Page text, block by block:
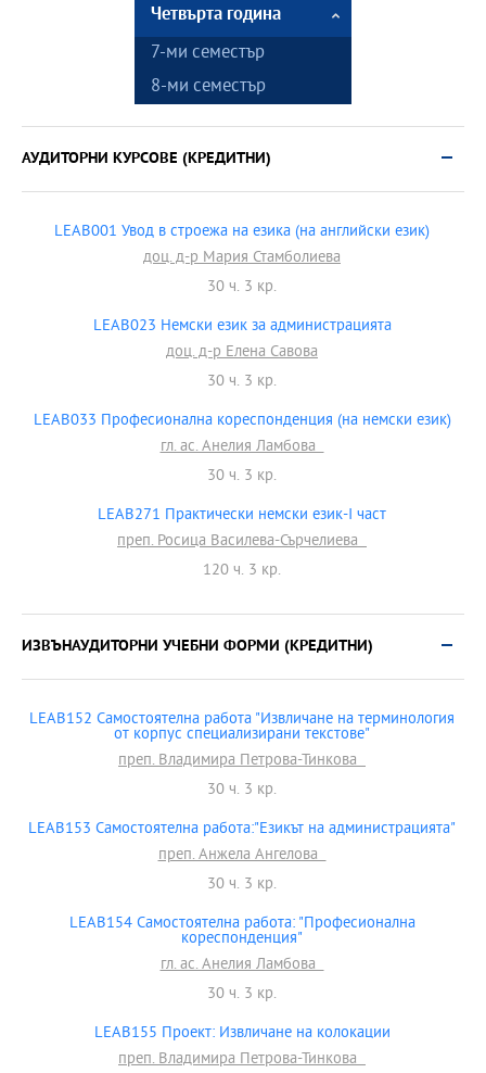
Четвърта година
7-ми семестър
8-ми семестър
АУДИТОРНИ КУРСОВЕ (КРЕДИТНИ)
LEAB001 Увод в строежа на езика (на английски език)
доц. д-р Мария Стамболиева
30 ч. 3 кр.
LEAB023 Немски език за администрацията
доц. д-р Елена Савова
30 ч. 3 кр.
LEAB033 Професионална кореспонденция (на немски език)
гл. ас. Анелия Ламбова
30 ч. 3 кр.
LEAB271 Практически немски език-I част
преп. Росица Василева-Сърчелиева
120 ч. 3 кр.
ИЗВЪНАУДИТОРНИ УЧЕБНИ ФОРМИ (КРЕДИТНИ)
LEAB152 Самостоятелна работа "Извличане на терминология
от корпус специализирани текстове"
преп. Владимира Петрова-Тинкова
30 ч. 3 кр.
LEAB153 Самостоятелна работа:"Езикът на администрацията"
преп. Анжела Ангелова
30 ч. 3 кр.
LEAB154 Самостоятелна работа: "Професионална
кореспонденция"
гл. ас. Анелия Ламбова
30 ч. 3 кр.
LEAB155 Проект: Извличане на колокации
преп. Владимира Петрова-Тинкова